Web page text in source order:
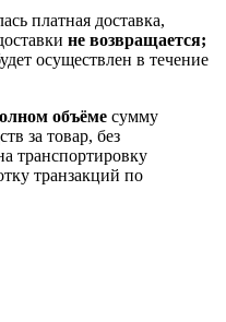
платная доставка,
не возвращается;
осуществлен в течение
объёме сумму
за товар, без
транспортировку
транзакций по